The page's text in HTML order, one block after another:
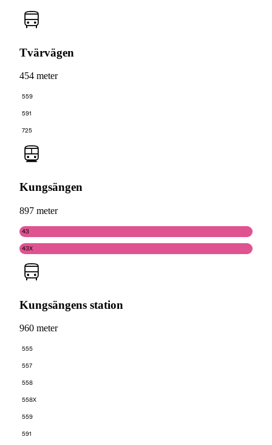
Tvärvägen
454 meter
559
591
725
Kungsängen
897 meter
43
43X
Kungsängens station
960 meter
555
557
558
558X
559
591